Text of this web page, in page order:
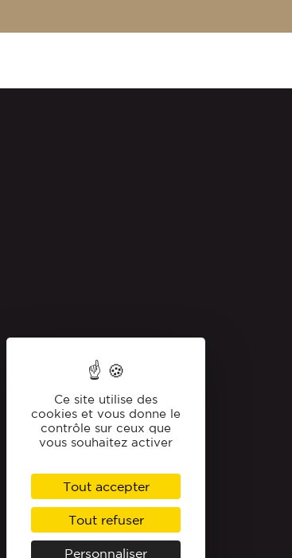
Ce site utilise des
cookies et vous donne le
contrôle sur ceux que
vous souhaitez activer
Tout accepter
Tout refuser
Personnaliser